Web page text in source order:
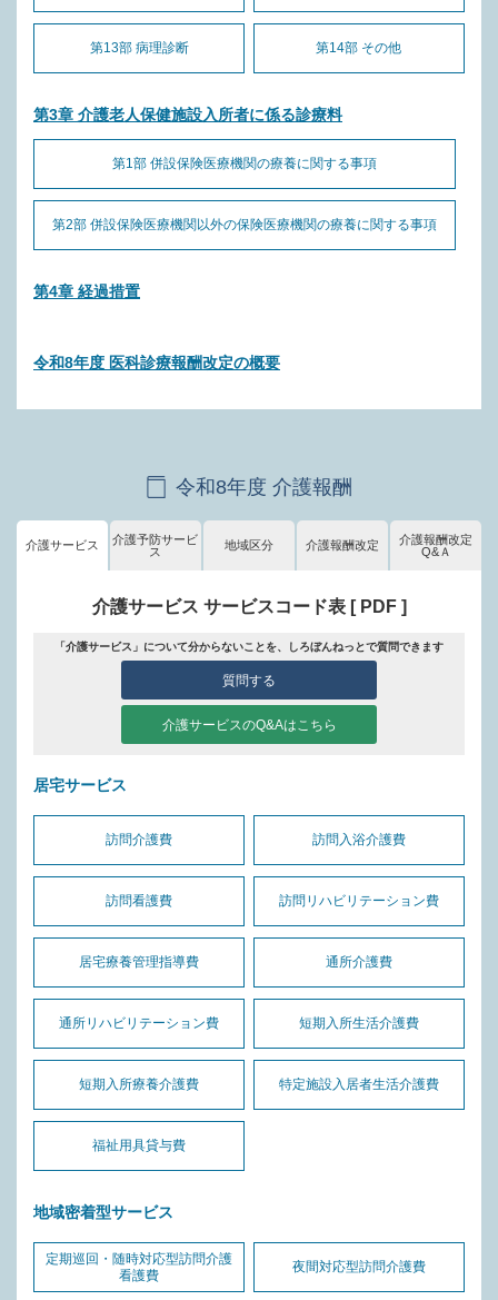
第13部 病理診断 第14部 その他
第3章 介護老人保健施設入所者に係る診療料
第1部 併設保険医療機関の療養に関する事項
第2部 併設保険医療機関以外の保険医療機関の療養に関する事項
第4章 経過措置
令和8年度 医科診療報酬改定の概要
令和8年度 介護報酬
介護サービス
介護サービス サービスコード表 [ PDF ]
「介護サービス」について分からないことを、しろぼんねっとで質問できます
質問する
介護サービスのQ&Aはこちら
居宅サービス
訪問介護費 訪問入浴介護費
訪問看護費 訪問リハビリテーション費
居宅療養管理指導費 通所介護費
通所リハビリテーション費 短期入所生活介護費
短期入所療養介護費 特定施設入居者生活介護費
福祉用具貸与費
地域密着型サービス
定期巡回・随時対応型訪問介護
看護費
夜間対応型訪問介護費
介護予防サービ
ス
地域区分 介護報酬改定
介護報酬改定
Q&Ａ